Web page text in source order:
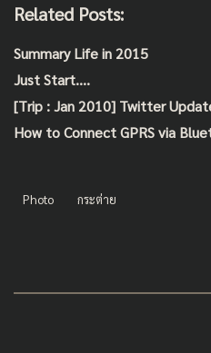
e
b
o
o
k
tt
er
ai
l
Related Posts:
Summary Life in 2015
Just Start….
[Trip : Jan 2010] Twitter
How to Connect GPRS via
Photo กระต่าย